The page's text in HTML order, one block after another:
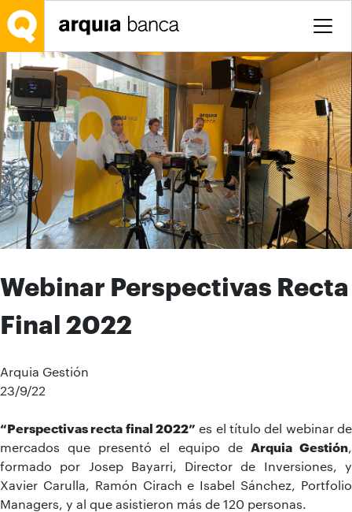
Saltar al contenido principal
Webinar Perspectivas Recta
Final 2022
Arquia Gestión
23/9/22
“Perspectivas recta final 2022” es el título del webinar de
mercados que presentó el equipo de Arquia Gestión
formado por Josep Bayarri, Director de Inversiones, y
Xavier Carulla, Ramón Cirach e Isabel Sánchez, Portfolio
Managers, y al que asistieron más de 120 personas.